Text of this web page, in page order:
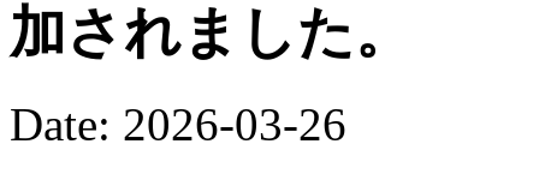
加されました。
Date: 2026-03-26